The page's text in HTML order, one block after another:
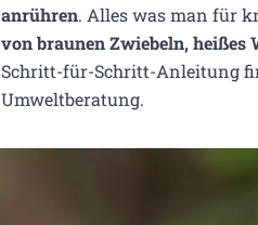
anrühren. Alles was man für
von braunen Zwiebeln, heißes
Schritt-für-Schritt-Anleitung
Umweltberatung.